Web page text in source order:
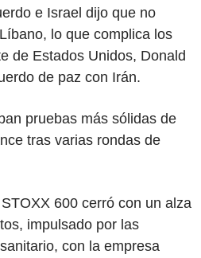
e Israel dijo que no
lo que complica los
de Estados Unidos, Donald
de paz con Irán.
pruebas más sólidas de
tras varias rondas de
600 cerró con un alza
impulsado por las
con la empresa